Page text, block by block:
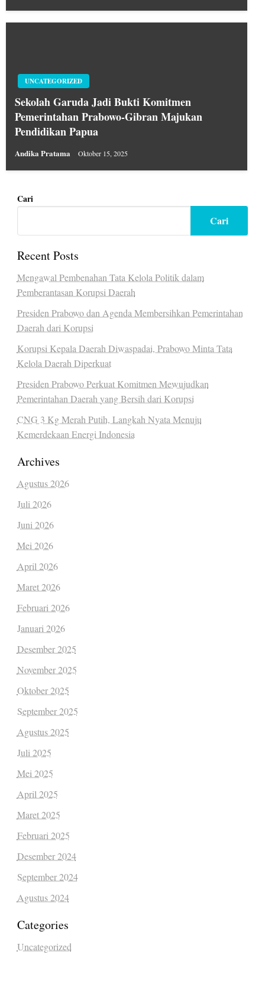
UNCATEGORIZED
Sekolah Garuda Jadi Bukti Komitmen
Pemerintahan Prabowo-Gibran Majukan
Pendidikan Papua
Andika Pratama Oktober 15, 2025
Cari
Cari
Recent Posts
Mengawal Pembenahan Tata Kelola Politik dalam
Pemberantasan Korupsi Daerah
Presiden Prabowo dan Agenda Membersihkan Pemerintahan
Daerah dari Korupsi
Korupsi Kepala Daerah Diwaspadai, Prabowo Minta Tata
Kelola Daerah Diperkuat
Presiden Prabowo Perkuat Komitmen Mewujudkan
Pemerintahan Daerah yang Bersih dari Korupsi
CNG 3 Kg Merah Putih, Langkah Nyata Menuju
Kemerdekaan Energi Indonesia
Archives
Agustus 2026
Juli 2026
Juni 2026
Mei 2026
April 2026
Maret 2026
Februari 2026
Januari 2026
Desember 2025
November 2025
Oktober 2025
September 2025
Agustus 2025
Juli 2025
Mei 2025
April 2025
Maret 2025
Februari 2025
Desember 2024
September 2024
Agustus 2024
Categories
Uncategorized